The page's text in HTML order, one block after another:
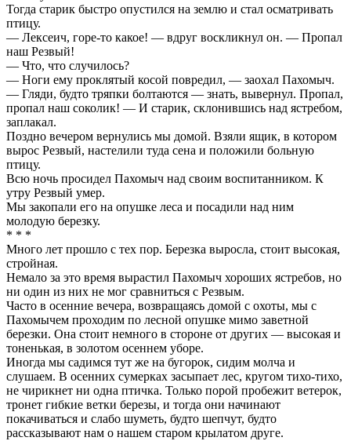
Тогда старик быстро опустился на землю и стал осматривать
птицу.
— Лексеич, горе-то какое! — вдруг воскликнул он. — Пропал
наш Резвый!
— Что, что случилось?
— Ноги ему проклятый косой повредил, — заохал Пахомыч.
— Гляди, будто тряпки болтаются — знать, вывернул. Пропал,
пропал наш соколик! — И старик, склонившись над ястребом,
заплакал.
Поздно вечером вернулись мы домой. Взяли ящик, в котором
вырос Резвый, настелили туда сена и положили больную
птицу.
Всю ночь просидел Пахомыч над своим воспитанником. К
утру Резвый умер.
Мы закопали его на опушке леса и посадили над ним
молодую березку.
* * *
Много лет прошло с тех пор. Березка выросла, стоит высокая,
стройная.
Немало за это время вырастил Пахомыч хороших ястребов, но
ни один из них не мог сравниться с Резвым.
Часто в осенние вечера, возвращаясь домой с охоты, мы с
Пахомычем проходим по лесной опушке мимо заветной
березки. Она стоит немного в стороне от других — высокая и
тоненькая, в золотом осеннем уборе.
Иногда мы садимся тут же на бугорок, сидим молча и
слушаем. В осенних сумерках засыпает лес, кругом тихо-тихо,
не чирикнет ни одна птичка. Только порой пробежит ветерок,
тронет гибкие ветки березы, и тогда они начинают
покачиваться и слабо шуметь, будто шепчут, будто
рассказывают нам о нашем старом крылатом друге.